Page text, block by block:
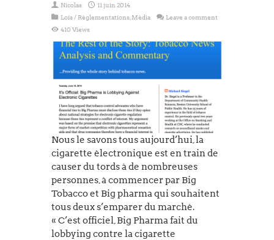
Nicolas
11 juin 2014
Lois / Règlementations Média
Leave a comment
410 Views
Nous le savons tous aujourd’hui, la
cigarette électronique est en train de
causer du tords à de nombreuses
personnes, à commencer par Big
Tobacco et Big pharma qui souhaitent
tous deux s’emparer du marché.
« C’est officiel, Big Pharma fait du
lobbying contre la cigarette